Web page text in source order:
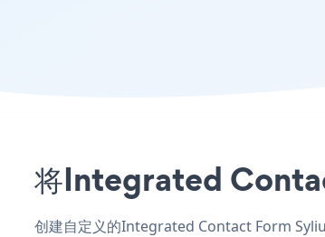
将Integrated
创建自定义的Integrated Contact Form